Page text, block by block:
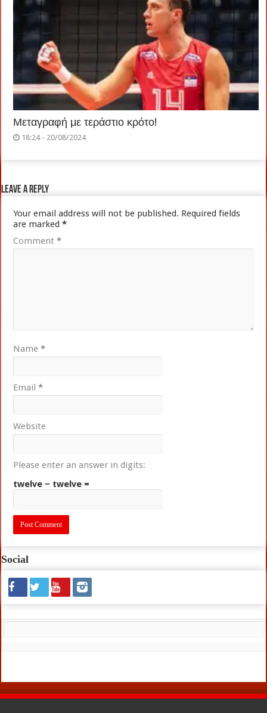
Μεταγραφή με τεράστιο κρότο!
18:24 - 20/08/2024
Leave a Reply
Your email address will not be published. Required fields
are marked*
Comment*
Name*
Email*
Website
Please enter an answer in digits:
twelve − twelve =
Social